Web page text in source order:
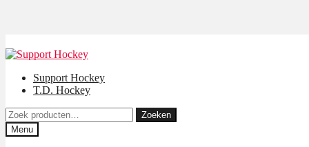
Support Hockey
T.D. Hockey
Zoeken
naar:
Zoeken
Menu